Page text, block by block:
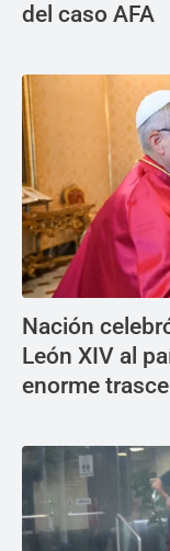
del caso AFA
Nación
León XIV al
enorme